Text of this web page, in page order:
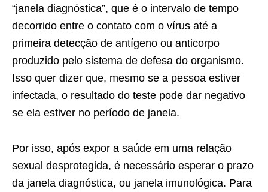
“janela diagnóstica”, que é o intervalo de tempo
decorrido entre o contato com o vírus até a
primeira detecção de antígeno ou anticorpo
produzido pelo sistema de defesa do organismo.
Isso quer dizer que, mesmo se a pessoa estiver
infectada, o resultado do teste pode dar negativo
se ela estiver no período de janela.
Por isso, após expor a saúde em uma relação
sexual desprotegida, é necessário esperar o prazo
da janela diagnóstica, ou janela imunológica. Para